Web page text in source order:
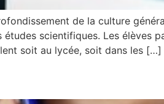
de la culture
scientifiques. Les
soit au lycée, soit dans les […]